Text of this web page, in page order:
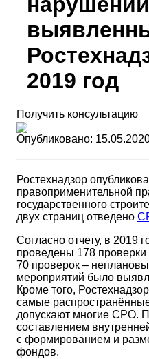
2019 год
Получить консультацию
Опубликовано:
Ростехнадзор
правоприменительной
государственного
двух страниц отведено
Согласно отчету, в 2019
проведены 178
70 проверок –
мероприятий было
Кроме того,
самые
допускают многие СРО.
составлением
с формированием и
фондов.